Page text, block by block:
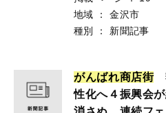
地域
：
金沢市
種別
： 新聞記事
がんばれ商店街
性化へ４振興会